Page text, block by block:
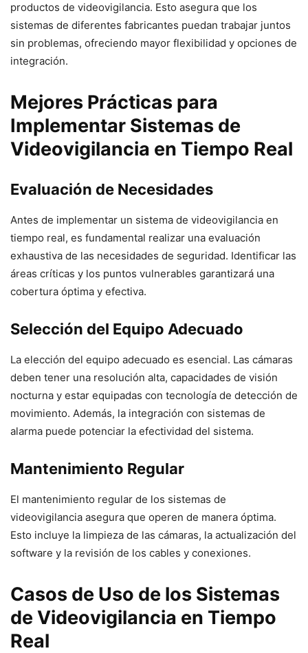
productos de videovigilancia. Esto asegura que los
sistemas de diferentes fabricantes puedan trabajar juntos
sin problemas, ofreciendo mayor flexibilidad y opciones de
integración.
Mejores Prácticas para
Implementar Sistemas de
Videovigilancia en Tiempo Real
Evaluación de Necesidades
Antes de implementar un sistema de videovigilancia en
tiempo real, es fundamental realizar una evaluación
exhaustiva de las necesidades de seguridad. Identificar las
áreas críticas y los puntos vulnerables garantizará una
cobertura óptima y efectiva.
Selección del Equipo Adecuado
La elección del equipo adecuado es esencial. Las cámaras
deben tener una resolución alta, capacidades de visión
nocturna y estar equipadas con tecnología de detección de
movimiento. Además, la integración con sistemas de
alarma puede potenciar la efectividad del sistema.
Mantenimiento Regular
El mantenimiento regular de los sistemas de
videovigilancia asegura que operen de manera óptima.
Esto incluye la limpieza de las cámaras, la actualización del
software y la revisión de los cables y conexiones.
Casos de Uso de los Sistemas
de Videovigilancia en Tiempo
Real